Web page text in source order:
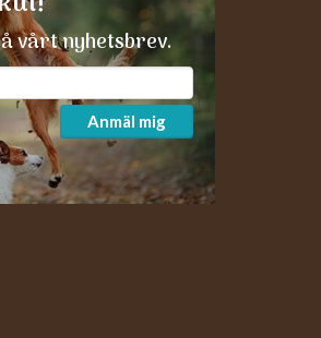
vårt nyhetsbrev.
Anmäl mig